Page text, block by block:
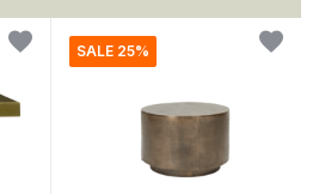
SALE 25%